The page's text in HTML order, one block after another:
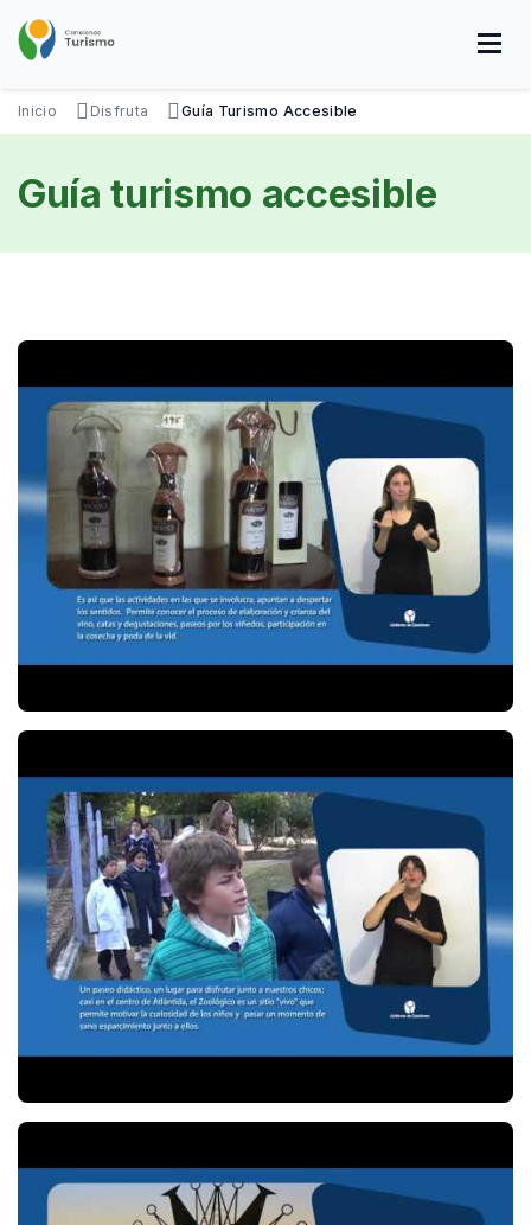
contenido
SOBRE NOSOTROS
DISFRUTÁ
VISITÁ
DATOS ÚTILES
Inicio Disfruta Guía Turismo Accesible
Guía turismo accesible